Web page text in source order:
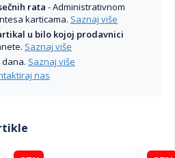
rata - Administrativnom
karticama. Saznaj više
u bilo kojoj prodavnici
Saznaj više
Saznaj više
nas